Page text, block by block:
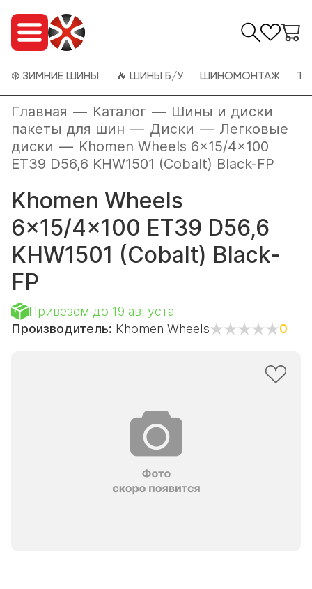
❄️ ЗИМНИЕ ШИНЫ 🔥 ШИНЫ Б/У ШИНОМОНТАЖ
Главная — Каталог — Шины и диски
пакеты для шин — Диски — Легковые
диски — Khomen Wheels 6x15/4x100
ET39 D56,6 KHW1501 (Cobalt) Black-FP
Khomen Wheels
6x15/4x100 ET39 D56,6
KHW1501 (Cobalt) Black-
FP
Привезем до 19 августа
Производитель: Khomen Wheels 0